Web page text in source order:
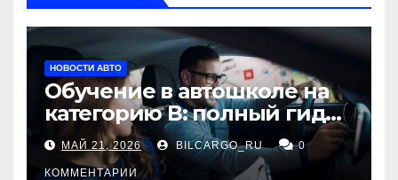
НОВОСТИ АВТО
Обучение в автошколе на
категорию В: полный гид
для будущих водителей
МАЙ 21, 2026 BILCARGO_RU 0
КОММЕНТАРИИ